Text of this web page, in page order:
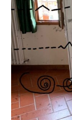
Senza titolo